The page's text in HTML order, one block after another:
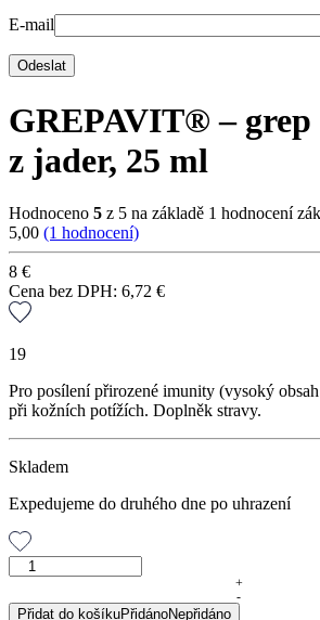
E-mail
GREPAVIT® –
z jader, 25 ml
Hodnoceno 5 z 5 na základě 1 hodnocení
5,00 (1 hodnocení)
8 €
Cena bez DPH: 6,72 €
19
Pro posílení přirozené imunity (vysoký
při kožních potížích. Doplněk stravy.
Skladem
Expedujeme do druhého dne po uhrazení
GREPAVIT®
grep
+
-
Přidat do košíkuPřidánoNepřidáno